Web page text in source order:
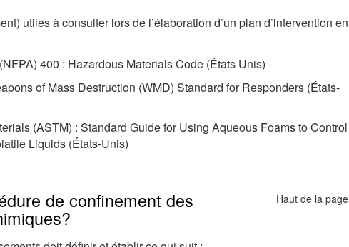
utiles à consulter lors de l’élaboration d’un plan d’intervention en
400 : Hazardous Materials Code (États Unis)
of Mass Destruction (WMD) Standard for Responders (États-
(ASTM) : Standard Guide for Using Aqueous Foams to Control
Liquids (États-Unis)
de confinement des Haut de la page